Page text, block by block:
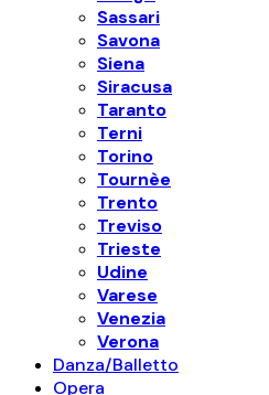
Sassari
Savona
Siena
Siracusa
Taranto
Terni
Torino
Tournèe
Trento
Treviso
Trieste
Udine
Varese
Venezia
Verona
Danza/Balletto
Opera